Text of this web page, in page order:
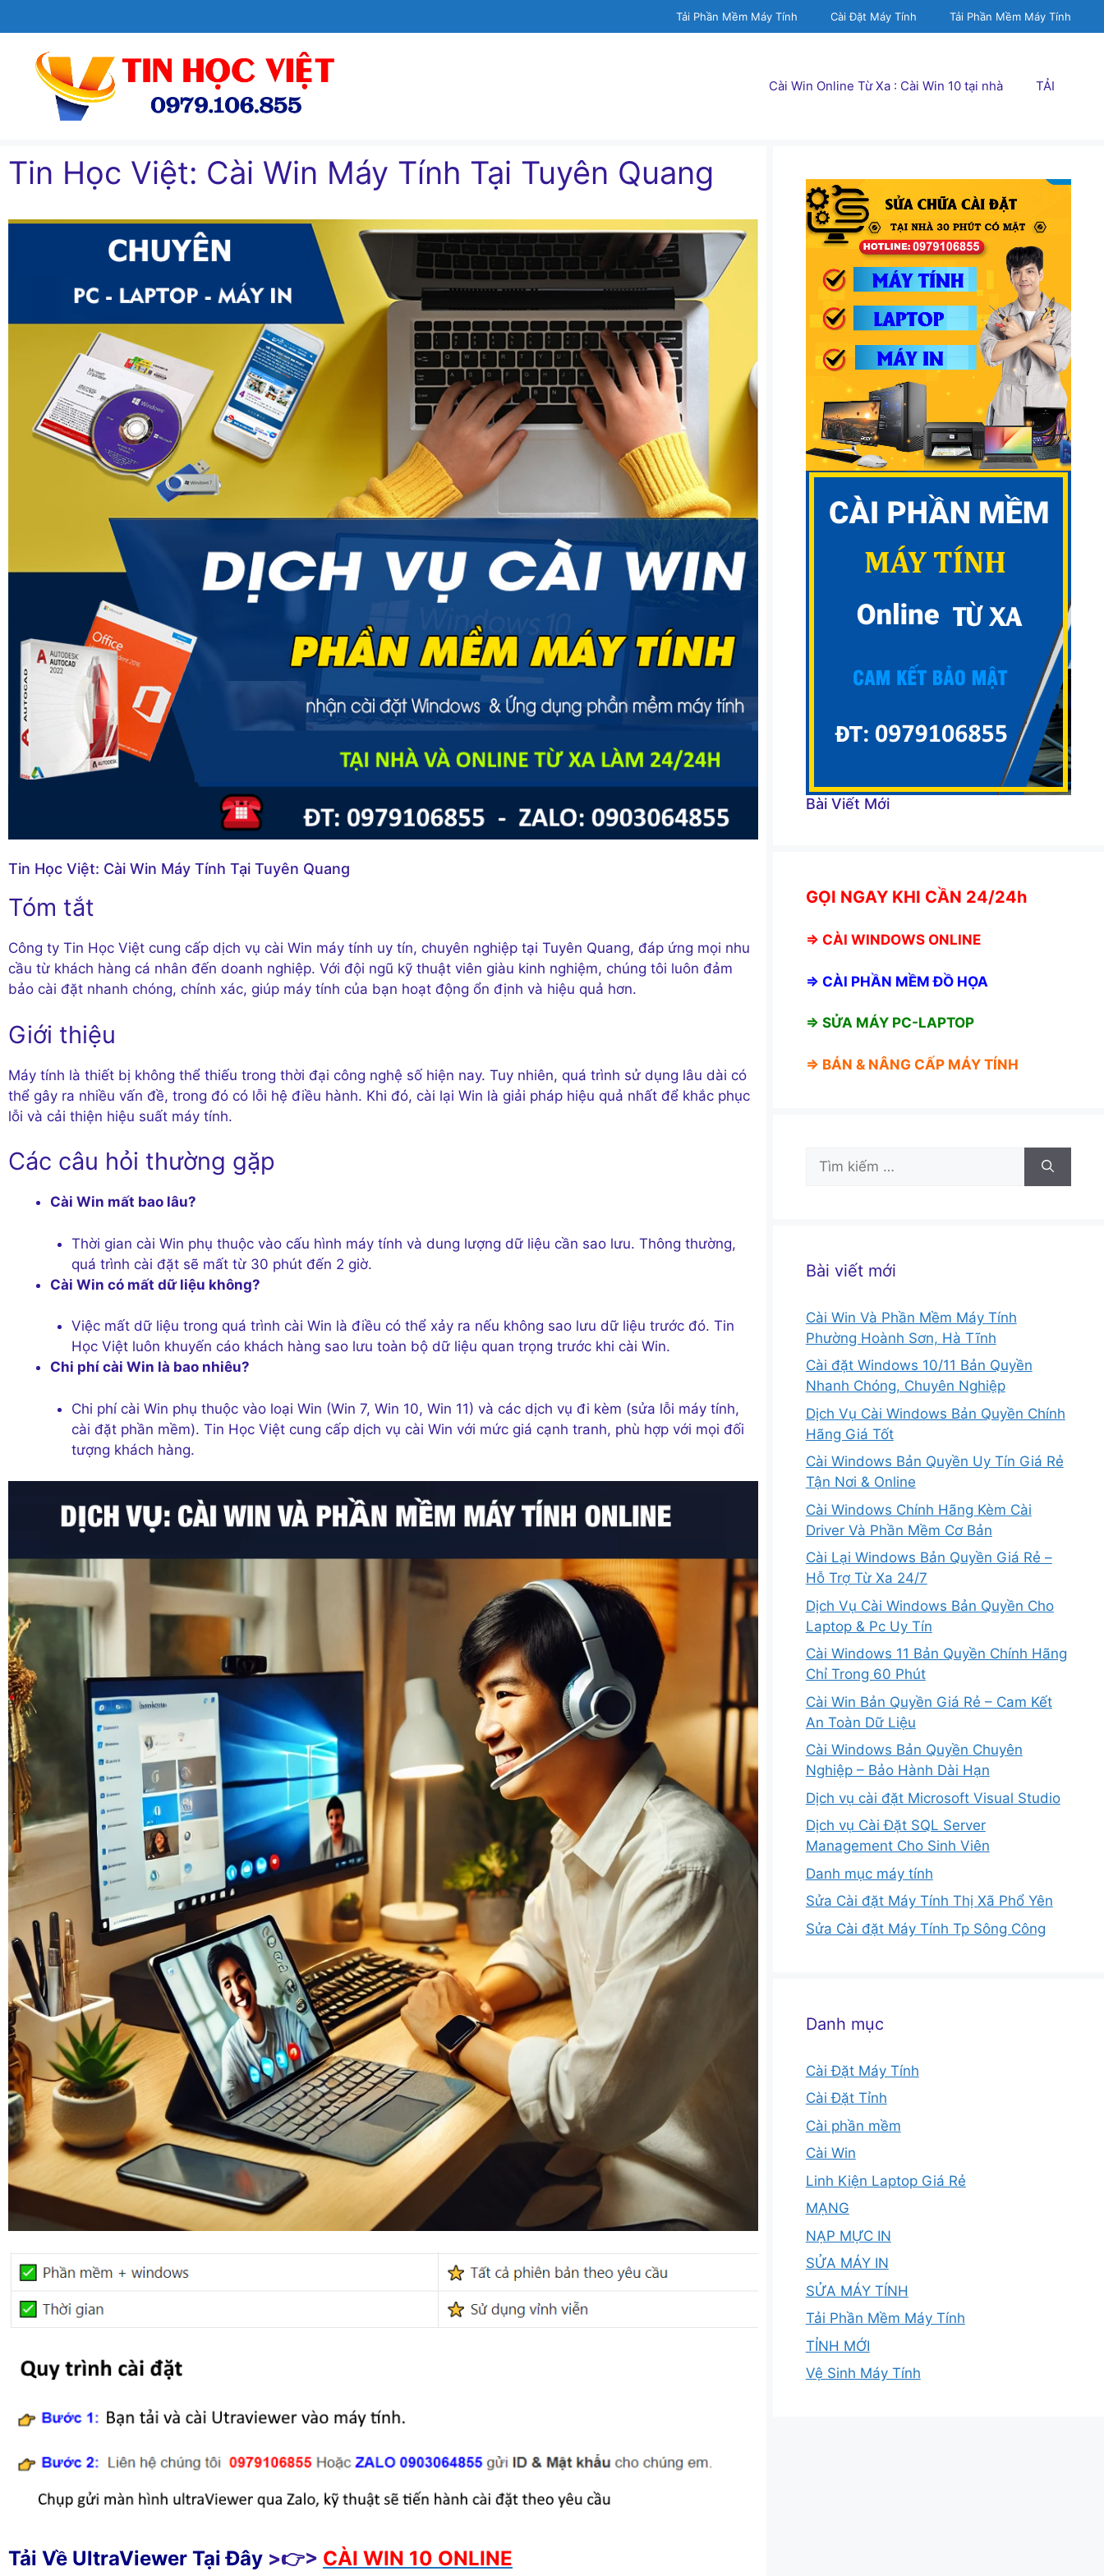
đến
Tải Phần Mềm Máy Tính Cài Đặt Máy Tính Tải Phần Mềm Máy Tính
Cài Win Online Từ Xa : Cài Win 10 tại nhà TẢI
Tin Học Việt: Cài Win Máy Tính Tại Tuyên Quang
Tin Học Việt: Cài Win Máy Tính Tại Tuyên Quang
Tóm tắt
Công ty Tin Học Việt cung cấp dịch vụ cài Win máy tính uy tín, chuyên nghiệp tại Tuyên Quang, đáp ứng mọi nhu
cầu từ khách hàng cá nhân đến doanh nghiệp. Với đội ngũ kỹ thuật viên giàu kinh nghiệm, chúng tôi luôn đảm
bảo cài đặt nhanh chóng, chính xác, giúp máy tính của bạn hoạt động ổn định và hiệu quả hơn.
Giới thiệu
Máy tính là thiết bị không thể thiếu trong thời đại công nghệ số hiện nay. Tuy nhiên, quá trình sử dụng lâu dài có
thể gây ra nhiều vấn đề, trong đó có lỗi hệ điều hành. Khi đó, cài lại Win là giải pháp hiệu quả nhất để khắc phục
lỗi và cải thiện hiệu suất máy tính.
Các câu hỏi thường gặp
Cài Win mất bao lâu?
Thời gian cài Win phụ thuộc vào cấu hình máy tính và dung lượng dữ liệu cần sao lưu. Thông thường,
quá trình cài đặt sẽ mất từ 30 phút đến 2 giờ.
Cài Win có mất dữ liệu không?
Việc mất dữ liệu trong quá trình cài Win là điều có thể xảy ra nếu không sao lưu dữ liệu trước đó. Tin
Học Việt luôn khuyến cáo khách hàng sao lưu toàn bộ dữ liệu quan trọng trước khi cài Win.
Chi phí cài Win là bao nhiêu?
Chi phí cài Win phụ thuộc vào loại Win (Win 7, Win 10, Win 11) và các dịch vụ đi kèm (sửa lỗi máy tính,
cài đặt phần mềm). Tin Học Việt cung cấp dịch vụ cài Win với mức giá cạnh tranh, phù hợp với mọi đối
tượng khách hàng.
Tải Về UltraViewer Tại Đây >👉> CÀI WIN 10 ONLINE
Bài Viết Mới
GỌI NGAY KHI CẦN 24/24h
⇒ CÀI WINDOWS ONLINE
⇒ CÀI PHẦN MỀM ĐỒ HỌA
⇒ SỬA MÁY PC-LAPTOP
⇒ BÁN & NÂNG CẤP MÁY TÍNH
Tìm
kiếm
Bài viết mới
Cài Win Và Phần Mềm Máy Tính
Phường Hoành Sơn, Hà Tĩnh
Cài đặt Windows 10/11 Bản Quyền
Nhanh Chóng, Chuyên Nghiệp
Dịch Vụ Cài Windows Bản Quyền Chính
Hãng Giá Tốt
Cài Windows Bản Quyền Uy Tín Giá Rẻ
Tận Nơi & Online
Cài Windows Chính Hãng Kèm Cài
Driver Và Phần Mềm Cơ Bản
Cài Lại Windows Bản Quyền Giá Rẻ –
Hỗ Trợ Từ Xa 24/7
Dịch Vụ Cài Windows Bản Quyền Cho
Laptop & Pc Uy Tín
Cài Windows 11 Bản Quyền Chính Hãng
Chỉ Trong 60 Phút
Cài Win Bản Quyền Giá Rẻ – Cam Kết
An Toàn Dữ Liệu
Cài Windows Bản Quyền Chuyên
Nghiệp – Bảo Hành Dài Hạn
Dịch vụ cài đặt Microsoft Visual Studio
Dịch vụ Cài Đặt SQL Server
Management Cho Sinh Viên
Danh mục máy tính
Sửa Cài đặt Máy Tính Thị Xã Phổ Yên
Sửa Cài đặt Máy Tính Tp Sông Công
Danh mục
Cài Đặt Máy Tính
Cài Đặt Tỉnh
Cài phần mềm
Cài Win
Linh Kiện Laptop Giá Rẻ
MẠNG
NẠP MỰC IN
SỬA MÁY IN
SỬA MÁY TÍNH
Tải Phần Mềm Máy Tính
TỈNH MỚI
Vệ Sinh Máy Tính